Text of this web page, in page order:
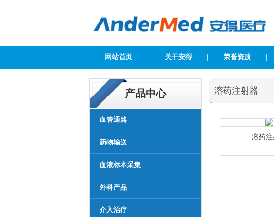
网站首页 关于安得 荣誉资质
产品中心
血管通路
药物输送
血液标本采集
外科产品
介入治疗
溶药注射器
溶药注